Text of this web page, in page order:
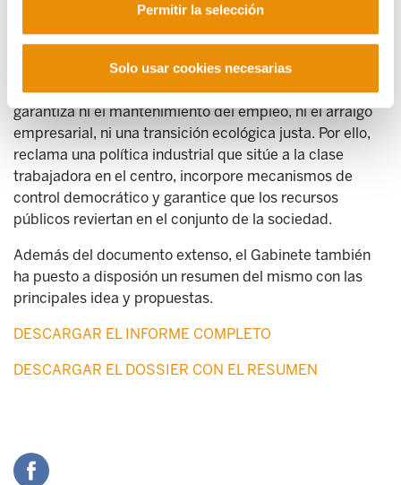
Permitir la selección
Solo usar cookies necesarias
de fondos de inversión o multinacionales sin retorno
para la sociedad.
ELA concluye que acelerar procedimientos
administrativos o facilitar inversiones privadas no
garantiza ni el mantenimiento del empleo, ni el arraigo
empresarial, ni una transición ecológica justa. Por ello,
reclama una política industrial que sitúe a la clase
trabajadora en el centro, incorpore mecanismos de
control democrático y garantice que los recursos
públicos reviertan en el conjunto de la sociedad.
Además del documento extenso, el Gabinete también
ha puesto a disposión un resumen del mismo con las
principales idea y propuestas.
DESCARGAR EL INFORME COMPLETO
DESCARGAR EL DOSSIER CON EL RESUMEN